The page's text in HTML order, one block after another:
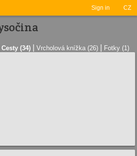
Sign in CZ
Cesty (34) Vrcholová knížka (26) Fotky (1)